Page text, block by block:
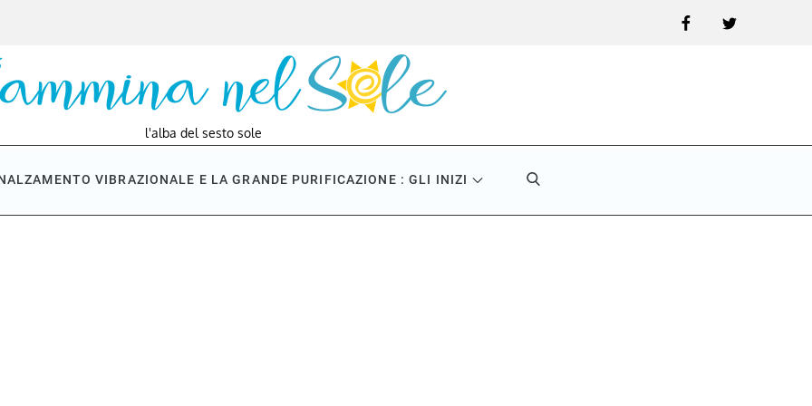
FacebookTwitter
l'alba del sesto sole
VIBRAZIONALE E LA GRANDE PURIFICAZIONE : GLI INIZI